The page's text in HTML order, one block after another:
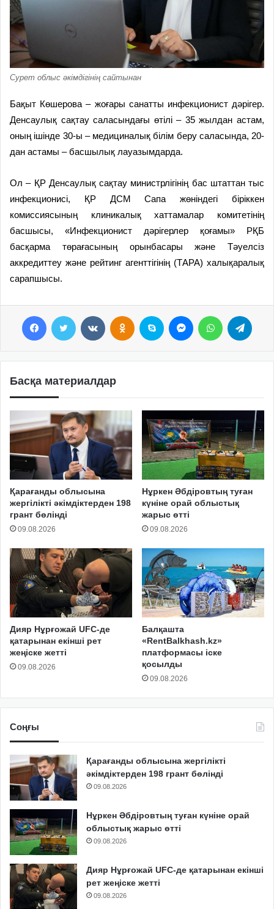
Сурет облыс әкімдігінің сайтынан
Бақыт Көшерова – жоғары санатты инфекционист дәрігер.
Денсаулық сақтау саласындағы өтілі – 35 жылдан астам,
оның ішінде 30-ы – медициналық білім беру саласында, 20-
дан астамы – басшылық лауазымдарда.
Ол – ҚР Денсаулық сақтау министрлігінің бас штаттан тыс
инфекционисі, ҚР ДСМ Сапа жөніндегі біріккен
комиссиясының клиникалық хаттамалар комитетінің
басшысы, «Инфекционист дәрігерлер қоғамы» РҚБ
басқарма төрағасының орынбасары және Тәуелсіз
аккредиттеу және рейтинг агенттігінің (ТАРА) халықаралық
сарапшысы.
Басқа материалдар
Қарағанды облысына
жергілікті әкімдіктерден 198
грант бөлінді
09.08.2026
Нұркен Әбдіровтың туған
күніне орай облыстық
жарыс өтті
09.08.2026
Дияр Нұрғожай UFC-де
қатарынан екінші рет
жеңіске жетті
09.08.2026
Балқашта
«RentBalkhash.kz»
платформасы іске
қосылды
09.08.2026
Соңғы
Қарағанды облысына жергілікті
әкімдіктерден 198 грант бөлінді
09.08.2026
Нұркен Әбдіровтың туған күніне орай
облыстық жарыс өтті
09.08.2026
Дияр Нұрғожай UFC-де қатарынан екінші
рет жеңіске жетті
09.08.2026